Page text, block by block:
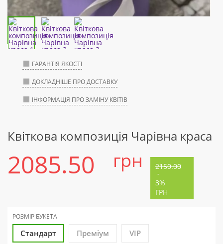
ГАРАНТІЯ ЯКОСТІ
ДОКЛАДНІШЕ ПРО ДОСТАВКУ
ІНФОРМАЦІЯ ПРО ЗАМІНУ КВІТІВ
Квіткова композиція Чарівна краса
2085.50 грн 2150.00
-
3%
ГРН
РОЗМІР БУКЕТА
Стандарт Преміум VIP